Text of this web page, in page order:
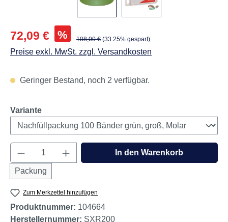
Verkaufspreis:
72,09 € % Regulärer Preis:
108,00 € (33.25% gespart)
Preise exkl. MwSt. zzgl. Versandkosten
Geringer Bestand, noch 2 verfügbar.
Varianteauswählen
Produkt Anzahl: Gib den gewünschten
Packung
In den Warenkorb
Zum Merkzettel hinzufügen
Produktnummer: 104664
Herstellernummer: SXR200